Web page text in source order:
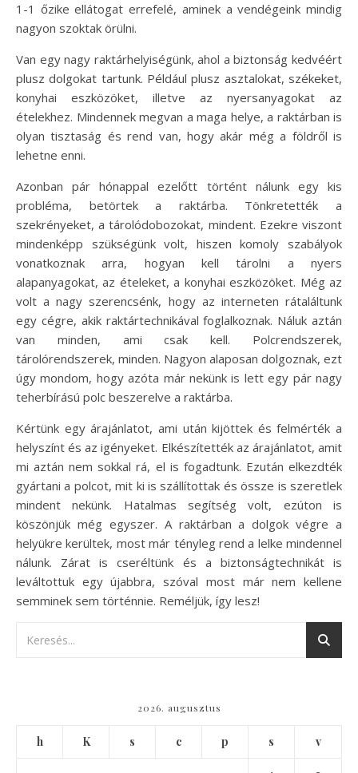
1-1 őzike ellátogat errefelé, aminek a vendégeink mindig
nagyon szoktak örülni.
Van egy nagy raktárhelyiségünk, ahol a biztonság kedvéért
plusz dolgokat tartunk. Például plusz asztalokat, székeket,
konyhai eszközöket, illetve az nyersanyagokat az
ételekhez. Mindennek megvan a maga helye, a raktárban is
olyan tisztaság és rend van, hogy akár még a földről is
lehetne enni.
Azonban pár hónappal ezelőtt történt nálunk egy kis
probléma, betörtek a raktárba. Tönkretették a
szekrényeket, a tárolódobozokat, mindent. Ezekre viszont
mindenképp szükségünk volt, hiszen komoly szabályok
vonatkoznak arra, hogyan kell tárolni a nyers
alapanyagokat, az ételeket, a konyhai eszközöket. Még az
volt a nagy szerencsénk, hogy az interneten rátaláltunk
egy cégre, akik raktártechnikával foglalkoznak. Náluk aztán
van minden, ami csak kell. Polcrendszerek,
tárolórendszerek, minden. Nagyon alaposan dolgoznak, ezt
úgy mondom, hogy azóta már nekünk is lett egy pár nagy
teherbírású polc beszerelve a raktárba.
Kértünk egy árajánlatot, ami után kijöttek és felmérték a
helyszínt és az igényeket. Elkészítették az árajánlatot, amit
mi aztán nem sokkal rá, el is fogadtunk. Ezután elkezdték
gyártani a polcot, mit ki is szállítottak és össze is szeretlek
mindent nekünk. Hatalmas segítség volt, ezúton is
köszönjük még egyszer. A raktárban a dolgok végre a
helyükre kerültek, most már tényleg rend a lelke mindennel
nálunk. Zárat is cseréltünk és a biztonságtechnikát is
leváltottuk egy újabbra, szóval most már nem kellene
semminek sem történnie. Reméljük, így lesz!
2026. augusztus
h K s c p s v